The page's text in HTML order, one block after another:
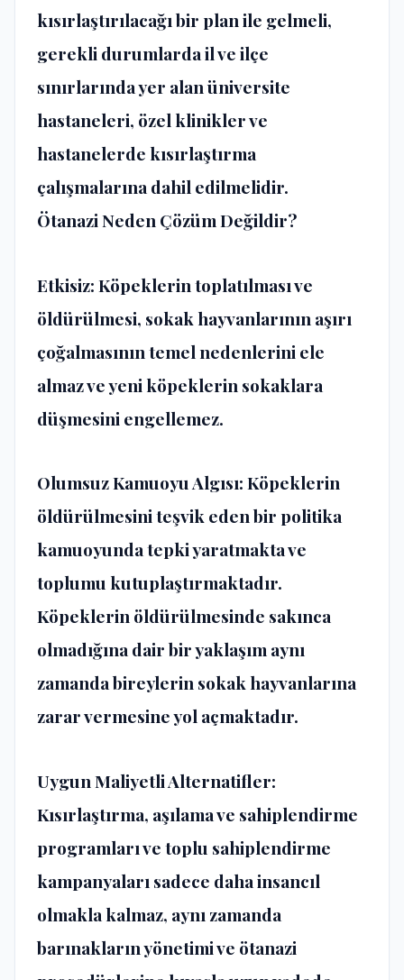
kısırlaştırılacağı bir plan ile gelmeli,
gerekli durumlarda il ve ilçe
sınırlarında yer alan üniversite
hastaneleri, özel klinikler ve
hastanelerde kısırlaştırma
çalışmalarına dahil edilmelidir.
Ötanazi Neden Çözüm Değildir?
Etkisiz: Köpeklerin toplatılması ve
öldürülmesi, sokak hayvanlarının aşırı
çoğalmasının temel nedenlerini ele
almaz ve yeni köpeklerin sokaklara
düşmesini engellemez.
Olumsuz Kamuoyu Algısı: Köpeklerin
öldürülmesini teşvik eden bir politika
kamuoyunda tepki yaratmakta ve
toplumu kutuplaştırmaktadır.
Köpeklerin öldürülmesinde sakınca
olmadığına dair bir yaklaşım aynı
zamanda bireylerin sokak hayvanlarına
zarar vermesine yol açmaktadır.
Uygun Maliyetli Alternatifler:
Kısırlaştırma, aşılama ve sahiplendirme
programları ve toplu sahiplendirme
kampanyaları sadece daha insancıl
olmakla kalmaz, aynı zamanda
barınakların yönetimi ve ötanazi